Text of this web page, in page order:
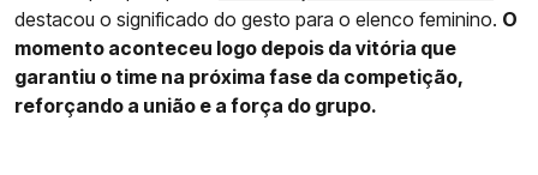
destacou o significado do gesto para o elenco feminino. O
momento aconteceu logo depois da vitória que
garantiu o time na próxima fase da competição,
reforçando a união e a força do grupo.